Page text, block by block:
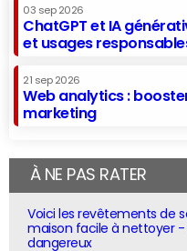
03 sep 2026
ChatGPT et IA
et usages
21 sep 2026
Web analytics :
marketing
À NE PAS RATER
Voici les revêtements de
maison facile à nettoyer
dangereux